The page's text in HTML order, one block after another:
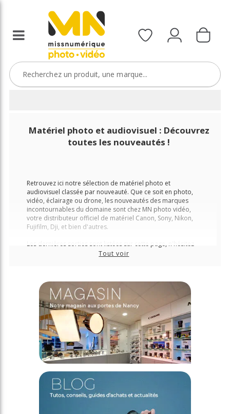
Matériel photo et audiovisuel : Découvrez
toutes les nouveautés !
Tout voir
Retrouvez ici notre sélection de matériel photo et
audiovisuel classée par nouveauté. Que ce soit en photo,
vidéo, éclairage ou drone, les nouveautés des marques
incontournables du domaine sont chez MN photo vidéo,
votre distributeur officiel de matériel Canon, Sony, Nikon,
Fujifilm, Dji, et bien d'autres.
Les dernières sorties sont listées sur cette page, n'hésitez
plus à les précommander pour les recevoir au plus tôt !